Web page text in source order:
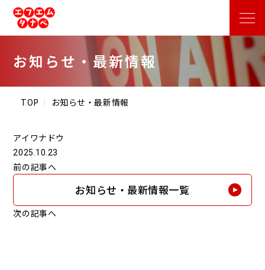
お知らせ・最新情報
TOP お知らせ・最新情報
アイワナドウ
2025.10.23
前の記事へ
お知らせ・最新情報一覧
次の記事へ